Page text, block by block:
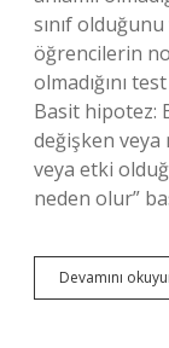
sınıf
öğrencilerin
olmadığını
Basit hipotez:
değişken veya
veya etki
neden olur”
Devamını